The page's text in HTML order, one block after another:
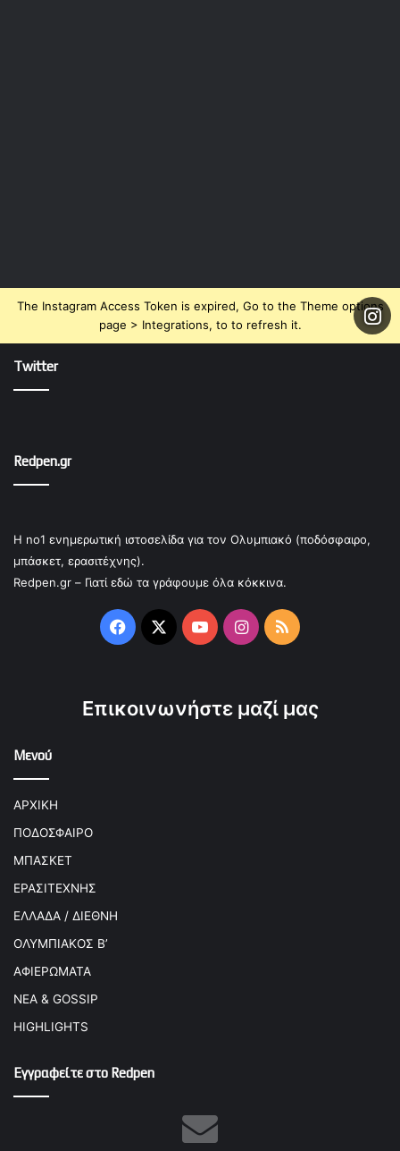
The Instagram Access Token is expired, Go to the Theme options
page > Integrations, to to refresh it.
Twitter
Redpen.gr
Η no1 ενημερωτική ιστοσελίδα για τον Ολυμπιακό (ποδόσφαιρο,
μπάσκετ, ερασιτέχνης).
Redpen.gr – Γιατί εδώ τα γράφουμε όλα κόκκινα.
Facebook
X YouTubeInstagram
RSS
Επικοινωνήστε μαζί μας
Μενού
ΑΡΧΙΚΗ
ΠΟΔΟΣΦΑΙΡΟ
ΜΠΑΣΚΕΤ
ΕΡΑΣΙΤΕΧΝΗΣ
ΕΛΛΑΔΑ / ΔΙΕΘΝΗ
ΟΛΥΜΠΙΑΚΟΣ Β’
ΑΦΙΕΡΩΜΑΤΑ
ΝΕΑ & GOSSIP
HIGHLIGHTS
Εγγραφείτε στο Redpen